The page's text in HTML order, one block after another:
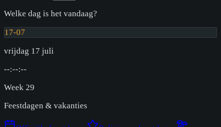
Welke dag is het vandaag?
17-07
vrijdag 17 juli
--:--:--
Week 29
Feestdagen & vakanties